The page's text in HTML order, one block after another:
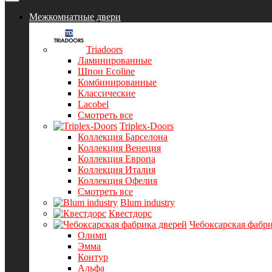
Межкомнатные двери
Triadoors
Ламинированные
Шпон Ecoline
Комбинированные
Классические
Lacobel
Смотреть все
Triplex-Doors
Коллекция Барселона
Коллекция Венеция
Коллекция Европа
Коллекция Италия
Коллекция Офелия
Смотреть все
Blum industry
Квестдорс
Чебоксарская
Олимп
Эмма
Контур
Альфа